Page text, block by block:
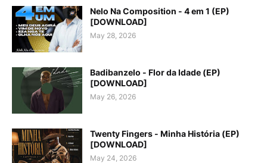
Nelo Na Composition - 4 em 1 (EP)
[DOWNLOAD]
May 28, 2026
Badibanzelo - Flor da Idade (EP)
[DOWNLOAD]
May 26, 2026
Twenty Fingers - Minha História (EP)
[DOWNLOAD]
May 24, 2026